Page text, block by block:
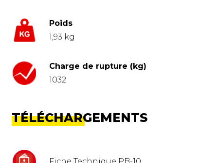
Poids
1,93 kg
Charge de rupture (kg)
1032
TÉLÉCHARGEMENTS